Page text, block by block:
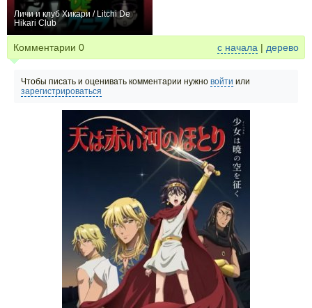
Личи и клуб Хикари / Litchi De
Hikari Club
Комментарии 0 с начала | дерево
Чтобы писать и оценивать комментарии нужно войти или
зарегистрироваться